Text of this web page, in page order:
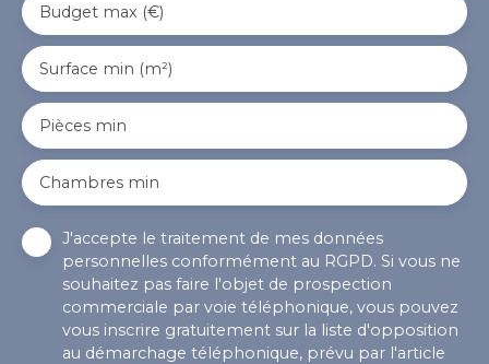
Budget max (€)
Surface min (m²)
Pièces min
Chambres min
J'accepte le traitement de mes données
personnelles conformément au RGPD. Si vous ne
souhaitez pas faire l'objet de prospection
commerciale par voie téléphonique, vous pouvez
vous inscrire gratuitement sur la liste d'opposition
au démarchage téléphonique, prévu par l'article